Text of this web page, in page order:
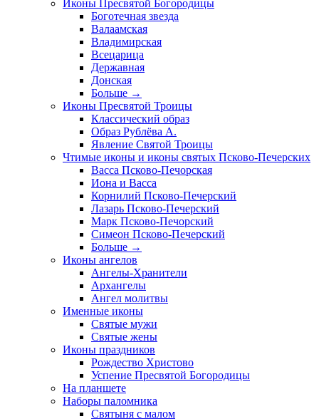
Иконы Пресвятой Богородицы
Боготечная звезда
Валаамская
Владимирская
Всецарица
Державная
Донская
Больше →
Иконы Пресвятой Троицы
Классический образ
Образ Рублёва А.
Явление Святой Троицы
Чтимые иконы и иконы святых Псково-Печерских
Васса Псково-Печорская
Иона и Васса
Корнилий Псково-Печерский
Лазарь Псково-Печерский
Марк Псково-Печорский
Симеон Псково-Печерский
Больше →
Иконы ангелов
Ангелы-Хранители
Архангелы
Ангел молитвы
Именные иконы
Святые мужи
Святые жены
Иконы праздников
Рождество Христово
Успение Пресвятой Богородицы
На планшете
Наборы паломника
Святыня с малом